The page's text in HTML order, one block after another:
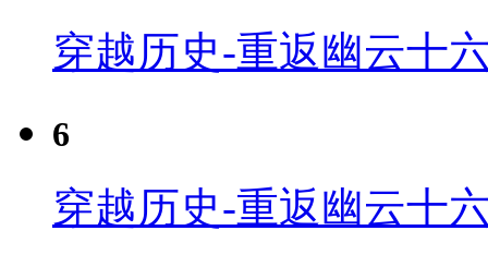
穿越历史-重返幽云十
6
穿越历史-重返幽云十